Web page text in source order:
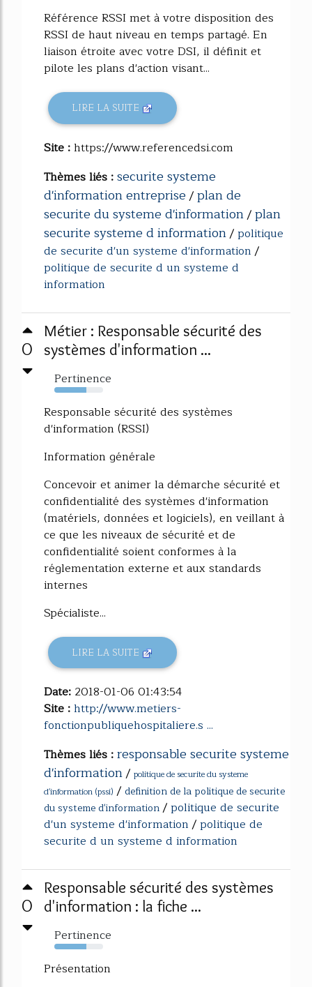
Référence RSSI met à votre disposition des
RSSI de haut niveau en temps partagé. En
liaison étroite avec votre DSI, il définit et
pilote les plans d'action visant...
LIRE LA SUITE
Site :https://www.referencedsi.com
Thèmes liés :securite systeme
d'information entreprise/plan de
securite du systeme d'information/plan
securite systeme d information/politique
de securite d'un systeme d'information/
politique de securite d un systeme d
information
0
Métier : Responsable sécurité des
systèmes d'information ...
Pertinence
65%
Responsable sécurité des systèmes
d'information (RSSI)
Information générale
Concevoir et animer la démarche sécurité et
confidentialité des systèmes d'information
(matériels, données et logiciels), en veillant à
ce que les niveaux de sécurité et de
confidentialité soient conformes à la
réglementation externe et aux standards
internes
Spécialiste...
LIRE LA SUITE
Date: 2018-01-06 01:43:54
Site :http://www.metiers-
fonctionpubliquehospitaliere.s ...
Thèmes liés :responsable securite systeme
d'information/ politique de securite du systeme
d'information (pssi) / definition de la politique de securite
du systeme d'information/politique de securite
d'un systeme d'information/politique de
securite d un systeme d information
0
Responsable sécurité des systèmes
d'information : la fiche ...
Pertinence
65%
Présentation